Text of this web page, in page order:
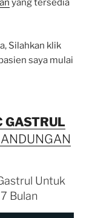
yang tersedia
Silahkan klik
saya mulai
GASTRUL
Untuk
Bulan